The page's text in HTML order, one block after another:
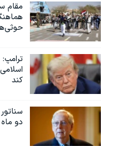
مقام
کند
دو